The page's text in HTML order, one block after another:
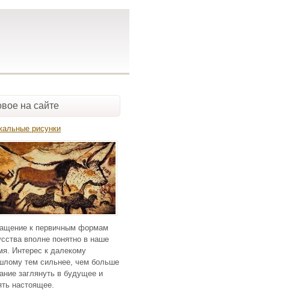
на сайте
рисунки
к первичным формам
вполне понятно в наше
Интерес к далекому
тем сильнее, чем больше
заглянуть в будущее и
настоящее.